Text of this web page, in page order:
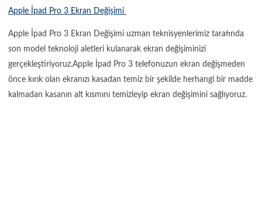
Apple İpad Pro 3 Ekran Değişimi
Apple İpad Pro 3 Ekran Değişimi uzman teknisyenlerimiz tarafında
son model teknoloji aletleri kulanarak ekran değişiminizi
gerçekleştiriyoruz.Apple İpad Pro 3 telefonuzun ekran değişmeden
önce kırık olan ekranızı kasadan temiz bir şekilde herhangi bir madde
kalmadan kasanın alt kısmını temizleyip ekran değişimini sağlıyoruz.